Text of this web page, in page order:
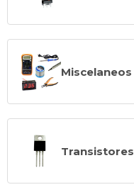
Miscelaneos
Transistores